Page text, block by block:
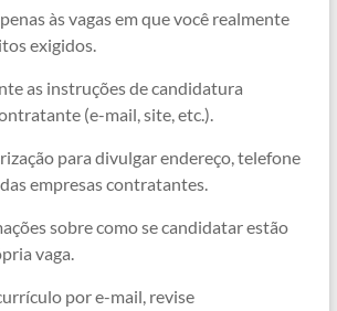
às vagas em que você realmente
exigidos.
as instruções de candidatura
(e-mail, site, etc.).
para divulgar endereço, telefone
empresas contratantes.
sobre como se candidatar estão
vaga.
por e-mail, revise